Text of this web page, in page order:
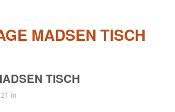
MADSEN TISCH
TISCH
in